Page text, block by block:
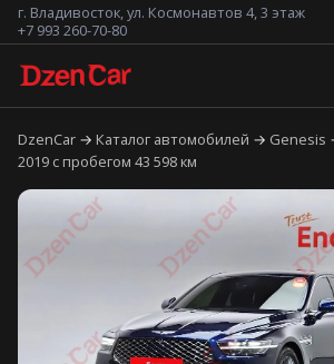
г. Владивосток, ул. Космонавтов 4, 3 этаж
+7 993 260-70-80
DzenCar Каталог автомобилей Genesis
2019 с пробегом 43 598 км